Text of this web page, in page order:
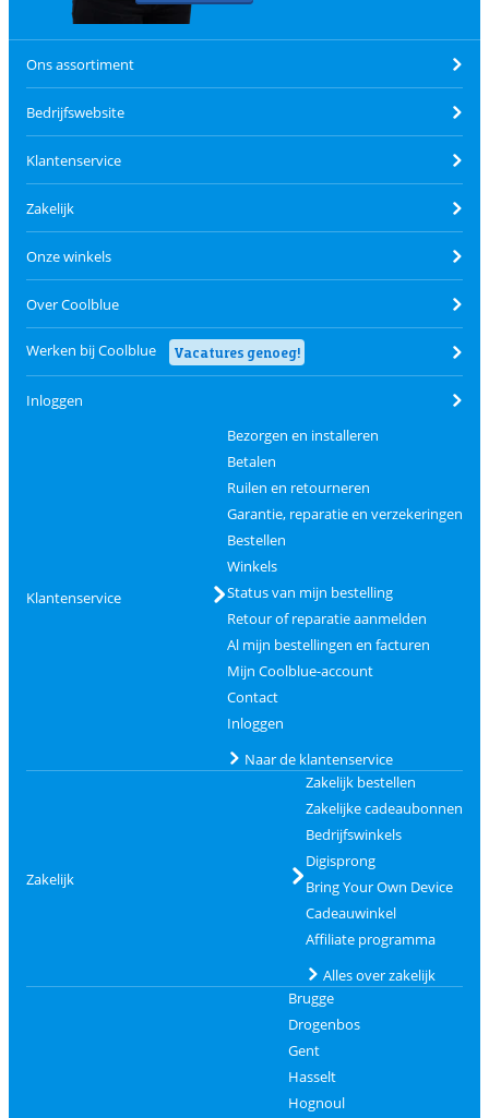
Ons assortiment
Bedrijfswebsite
Klantenservice
Zakelijk
Onze winkels
Over Coolblue
Werken bij Coolblue Vacatures genoeg!
Inloggen
Klantenservice
Bezorgen en installeren
Betalen
Ruilen en retourneren
Garantie, reparatie en verzekeringen
Bestellen
Winkels
Status van mijn bestelling
Retour of reparatie aanmelden
Al mijn bestellingen en facturen
Mijn Coolblue-account
Contact
Inloggen
Naar de klantenservice
Zakelijk
Zakelijk bestellen
Zakelijke cadeaubonnen
Bedrijfswinkels
Digisprong
Bring Your Own Device
Cadeauwinkel
Affiliate programma
Alles over zakelijk
Brugge
Drogenbos
Gent
Hasselt
Hognoul